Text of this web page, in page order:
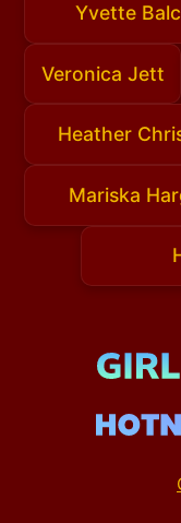
Yvette
Veronica Jett
Heather
Mariska